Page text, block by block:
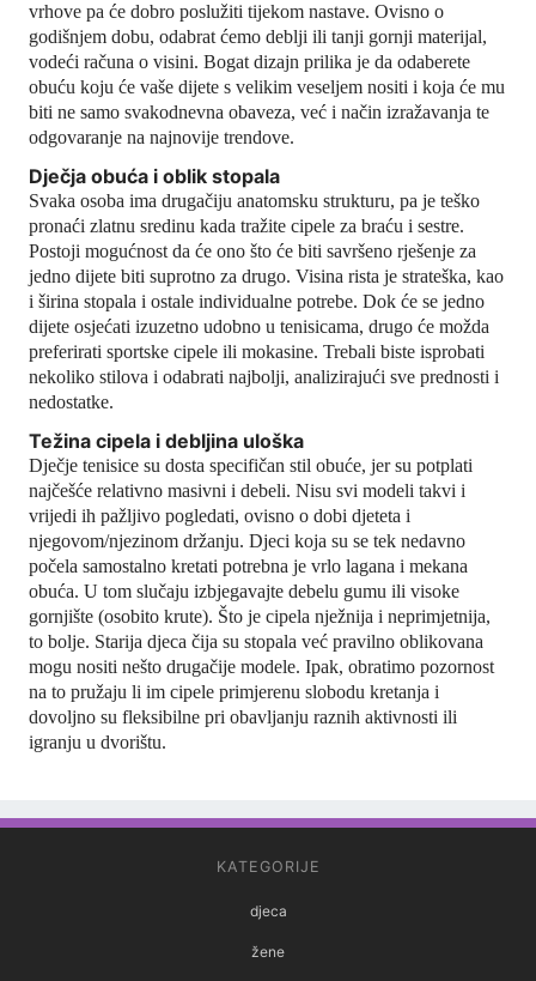
vrhove pa će dobro poslužiti tijekom nastave. Ovisno o
godišnjem dobu, odabrat ćemo deblji ili tanji gornji materijal,
vodeći računa o visini. Bogat dizajn prilika je da odaberete
obuću koju će vaše dijete s velikim veseljem nositi i koja će mu
biti ne samo svakodnevna obaveza, već i način izražavanja te
odgovaranje na najnovije trendove.
Dječja obuća i oblik stopala
Svaka osoba ima drugačiju anatomsku strukturu, pa je teško
pronaći zlatnu sredinu kada tražite cipele za braću i sestre.
Postoji mogućnost da će ono što će biti savršeno rješenje za
jedno dijete biti suprotno za drugo. Visina rista je strateška, kao
i širina stopala i ostale individualne potrebe. Dok će se jedno
dijete osjećati izuzetno udobno u tenisicama, drugo će možda
preferirati sportske cipele ili mokasine. Trebali biste isprobati
nekoliko stilova i odabrati najbolji, analizirajući sve prednosti i
nedostatke.
Težina cipela i debljina uloška
Dječje tenisice su dosta specifičan stil obuće, jer su potplati
najčešće relativno masivni i debeli. Nisu svi modeli takvi i
vrijedi ih pažljivo pogledati, ovisno o dobi djeteta i
njegovom/njezinom držanju. Djeci koja su se tek nedavno
počela samostalno kretati potrebna je vrlo lagana i mekana
obuća. U tom slučaju izbjegavajte debelu gumu ili visoke
gornjište (osobito krute). Što je cipela nježnija i neprimjetnija,
to bolje. Starija djeca čija su stopala već pravilno oblikovana
mogu nositi nešto drugačije modele. Ipak, obratimo pozornost
na to pružaju li im cipele primjerenu slobodu kretanja i
dovoljno su fleksibilne pri obavljanju raznih aktivnosti ili
igranju u dvorištu.
KATEGORIJE
djeca
žene